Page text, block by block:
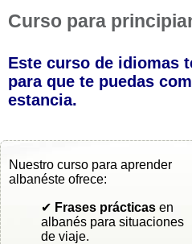
Curso para
Este curso de idiomas
para que te puedas
estancia.
Nuestro curso para aprender
albanéste ofrece:
✔ Frases prácticas en
albanés para situaciones
de viaje.